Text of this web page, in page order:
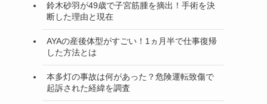
鈴木砂羽が49歳で子宮筋腫を摘出！手術を決
断した理由と現在
AYAの産後体型がすごい！1ヵ月半で仕事復帰
した方法とは
本多灯の事故は何があった？危険運転致傷で
起訴された経緯を調査